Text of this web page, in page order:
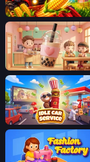
My Perfect Farm
Boba Shop
Idle Car Service: Tycoon